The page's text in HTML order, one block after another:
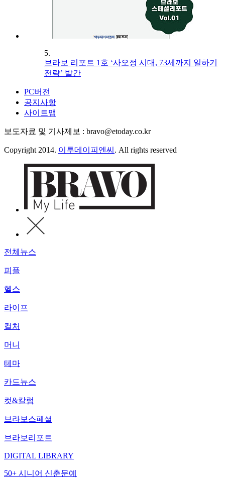
5.
브라보 리포트 1호 ‘사오정 시대, 73세까지 일하기
전략’ 발간
PC버전
공지사항
사이트맵
보도자료 및 기사제보 : bravo@etoday.co.kr
Copyright 2014. 이투데이피엔씨 . All rights reserved
전체뉴스
피플
헬스
라이프
컬처
머니
테마
카드뉴스
컷&칼럼
브라보스페셜
브라보리포트
DIGITAL LIBRARY
50+ 시니어 신춘문예